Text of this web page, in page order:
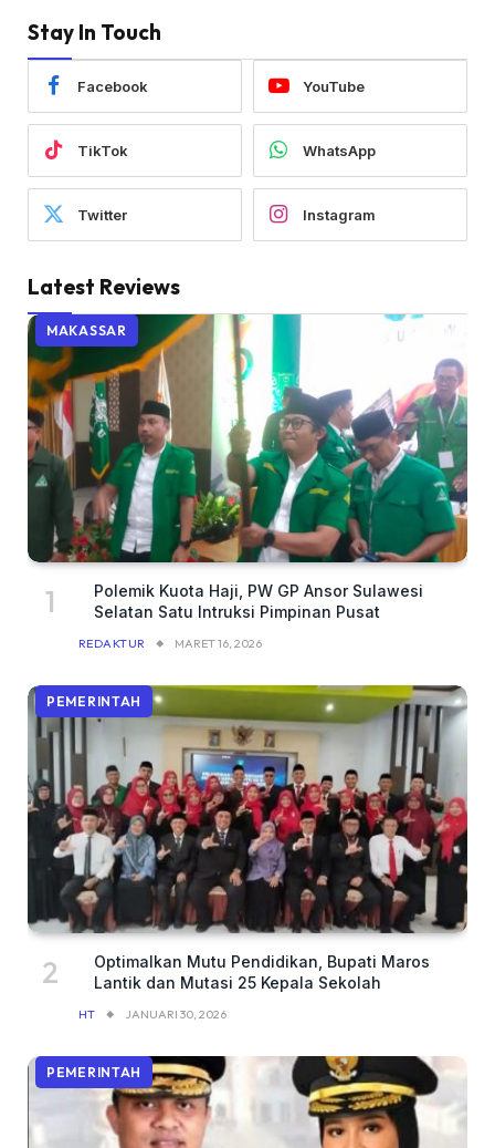
Stay In Touch
Facebook YouTube
TikTok WhatsApp
Twitter Instagram
Latest Reviews
MAKASSAR
Polemik Kuota Haji, PW GP Ansor Sulawesi
Selatan Satu Intruksi Pimpinan Pusat
REDAKTUR MARET 16, 2026
PEMERINTAH
Optimalkan Mutu Pendidikan, Bupati Maros
Lantik dan Mutasi 25 Kepala Sekolah
HT JANUARI 30, 2026
PEMERINTAH